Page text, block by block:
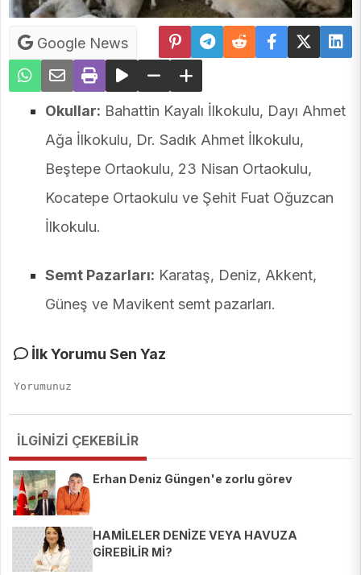
Google News
Okullar: Bahattin Kayalı İlkokulu, Dayı Ahmet
Ağa İlkokulu, Dr. Sadık Ahmet İlkokulu,
Beştepe Ortaokulu, 23 Nisan Ortaokulu,
Kocatepe Ortaokulu ve Şehit Fuat Oğuzcan
İlkokulu.
Semt Pazarları: Karataş, Deniz, Akkent,
Güneş ve Mavikent semt pazarları.
İlk Yorumu Sen Yaz
İLGİNİZİ ÇEKEBİLİR
Erhan Deniz Güngen'e zorlu görev
HAMİLELER DENİZE VEYA HAVUZA
GİREBİLİR Mİ?